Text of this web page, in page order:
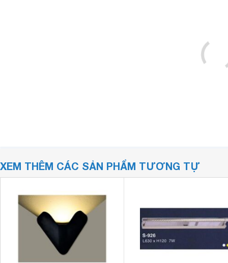
XEM THÊM CÁC SẢN PHẨM TƯƠNG TỰ